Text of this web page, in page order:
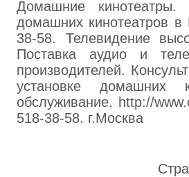
Домашние кинотеатры.
домашних кинотеатров
38-58. Телевидение
Поставка аудио и
производителей.
установке домашних
обслуживание. http://
518-38-58. г.Москва